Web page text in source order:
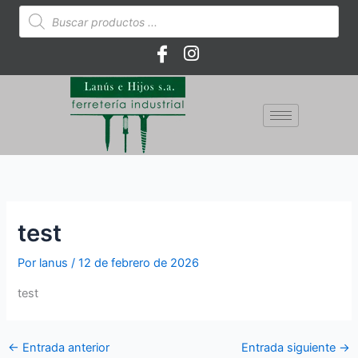
Búsqueda
de
productos
test
Por lanus/12 de febrero de 2026
test
← Entrada anterior Entrada siguiente →